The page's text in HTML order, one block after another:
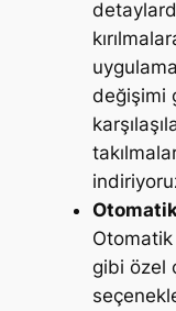
değişimi
Otomatik
Otomatik
gibi özel